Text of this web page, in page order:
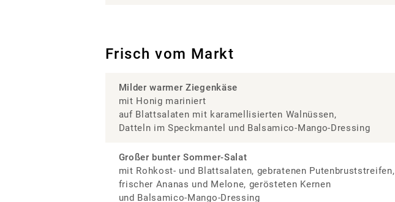
Frisch vom Markt
Milder warmer Ziegenkäse
mit Honig mariniert
auf Blattsalaten mit karamellisierten Walnüssen,
Datteln im Speckmantel und Balsamico-Mango-Dressing
Großer bunter Sommer-Salat
mit Rohkost- und Blattsalaten, gebratenen Putenbruststreifen,
frischer Ananas und Melone, gerösteten Kernen
und Balsamico-Mango-Dressing